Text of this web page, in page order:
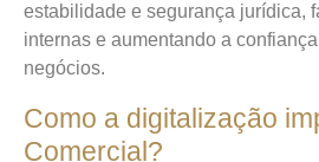
estabilidade e segurança jurídica,
internas e aumentando a
negócios.
Como a digitalização
Comercial?